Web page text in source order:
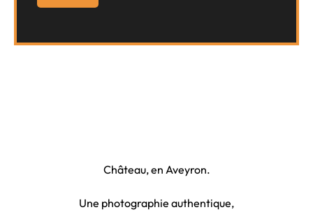
Château, en Aveyron.
Une photographie authentique,